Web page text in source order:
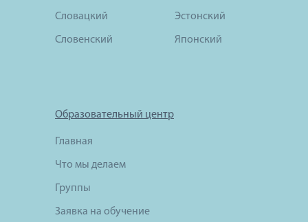
Словацкий
Словенский
Эстонский
Японский
Образовательный центр
Главная
Что мы делаем
Группы
Заявка на обучение